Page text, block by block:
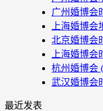
广州婚博会
上海婚博会
北京婚博会
上海婚博会
杭州婚博会
武汉婚博会
最近发表